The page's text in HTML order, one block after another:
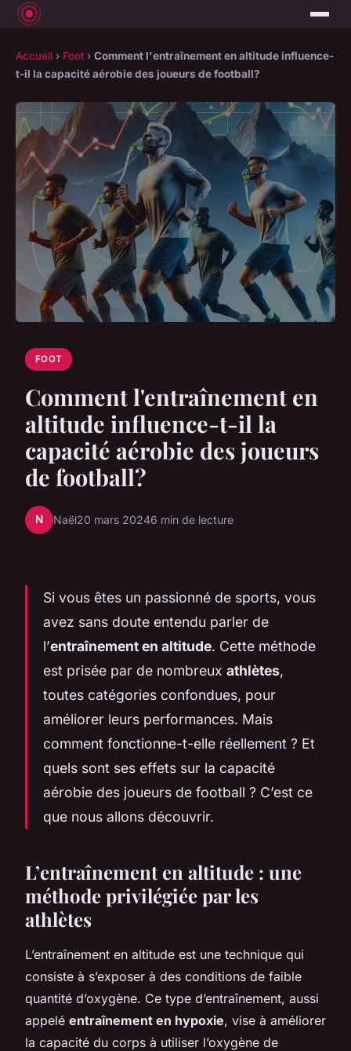
Accueil › Foot › Comment l'entraînement en altitude influence-
t-il la capacité aérobie des joueurs de football?
FOOT
Comment l'entraînement en
altitude influence-t-il la
capacité aérobie des joueurs
de football?
N Naël20 mars 20246 min de lecture
Si vous êtes un passionné de sports, vous
avez sans doute entendu parler de
l’entraînement en altitude. Cette méthode
est prisée par de nombreux athlètes,
toutes catégories confondues, pour
améliorer leurs performances. Mais
comment fonctionne-t-elle réellement ? Et
quels sont ses effets sur la capacité
aérobie des joueurs de football ? C’est ce
que nous allons découvrir.
L’entraînement en altitude : une
méthode privilégiée par les
athlètes
L’entraînement en altitude est une technique qui
consiste à s’exposer à des conditions de faible
quantité d’oxygène. Ce type d’entraînement, aussi
appelé entraînement en hypoxie, vise à améliorer
la capacité du corps à utiliser l’oxygène de